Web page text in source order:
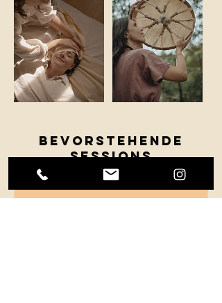
Bevorstehende
Sessions